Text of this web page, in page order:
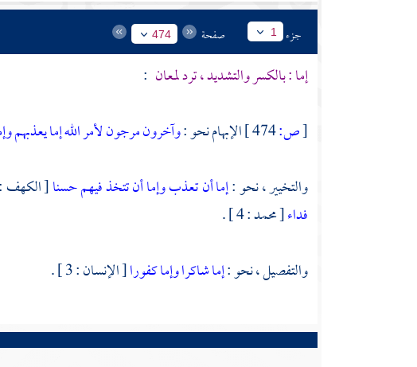
جزء 1 صفحة 474
إما : بالكسر والتشديد ، ترد لمعان :
[ص: الإبهام نحو :وآخرون مرجون لأمر الله إما يعذبهم
والتخيير ، نحو :إما أن تعذب وإما أن تتخذ فيهم حسنا[ الكهف : 86 ] .
فداء[ محمد : 4 ] .
والتفصيل ، نحو :إما شاكرا وإما كفورا[ الإنسان : 3 ] .